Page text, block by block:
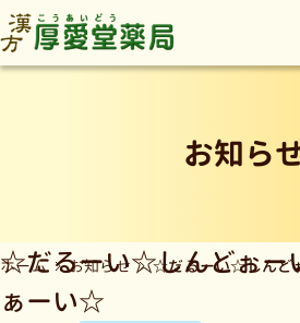
お知ら
ホーム お知らせ
☆だるーい☆しんどぉー
ぁーい☆